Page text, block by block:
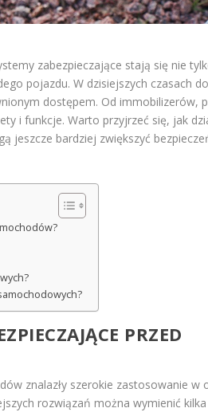
zabezpieczające stają się nie
pojazdu. W dzisiejszych czasach
dostępem. Od immobilizerów,
i funkcje. Warto przyjrzeć się, jak
jeszcze bardziej zwiększyć
PRZED
znalazły szerokie zastosowanie w
rozwiązań można wymienić